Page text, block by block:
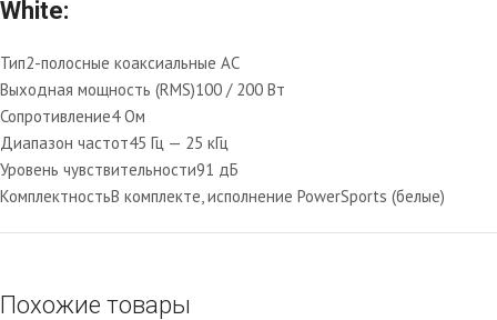
White:
Тип2-полосные коаксиальные АС
Выходная мощность (RMS)100 / 200 Вт
Сопротивление4 Ом
Диапазон частот45 Гц — 25 кГц
Уровень чувствительности91 дБ
КомплектностьВ комплекте, исполнение PowerSports (белые)
Похожие товары